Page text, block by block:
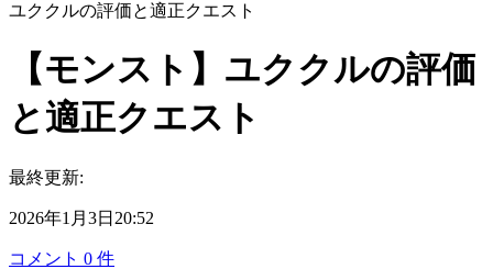
ユククルの評価と適正クエスト
【モンスト】ユククルの評価
と適正クエスト
最終更新:
2026年1月3日20:52
コメント 0 件